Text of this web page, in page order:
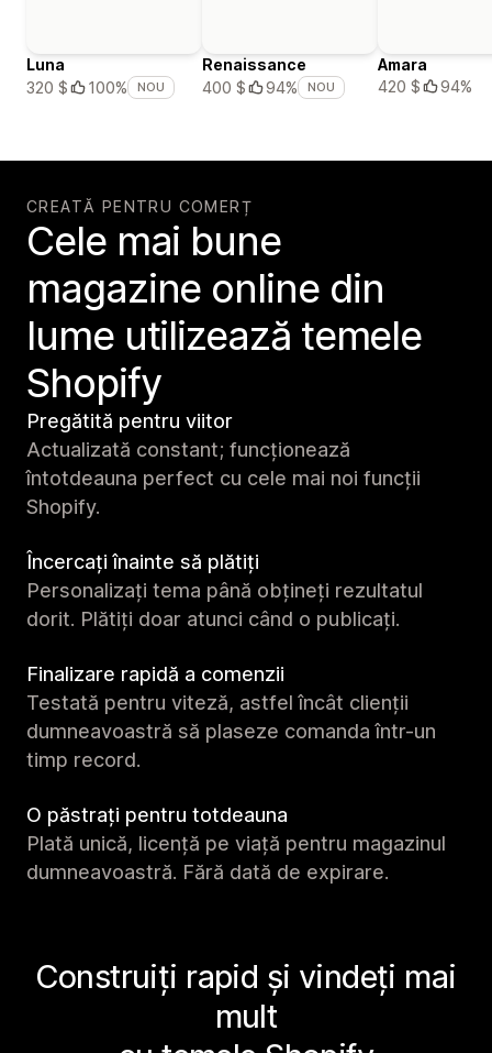
Luna
320 $
100% NOU
Renaissance
400 $
94% NOU
Amara
420 $
94%
CREATĂ PENTRU COMERȚ
Cele mai bune
magazine online din
lume utilizează temele
Shopify
Pregătită pentru viitor
Actualizată constant; funcționează
întotdeauna perfect cu cele mai noi funcții
Shopify.
Încercați înainte să plătiți
Personalizați tema până obțineți rezultatul
dorit. Plătiți doar atunci când o publicați.
Finalizare rapidă a comenzii
Testată pentru viteză, astfel încât clienții
dumneavoastră să plaseze comanda într-un
timp record.
O păstrați pentru totdeauna
Plată unică, licență pe viață pentru magazinul
dumneavoastră. Fără dată de expirare.
Construiți rapid și vindeți mai
mult